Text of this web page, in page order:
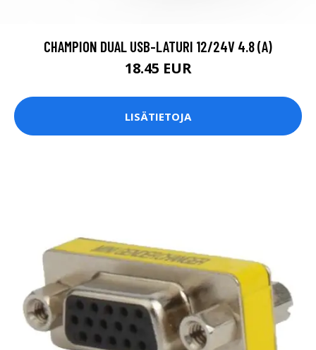
CHAMPION DUAL USB-LATURI 12/24V 4.8 (A)
18.45 EUR
LISÄTIETOJA